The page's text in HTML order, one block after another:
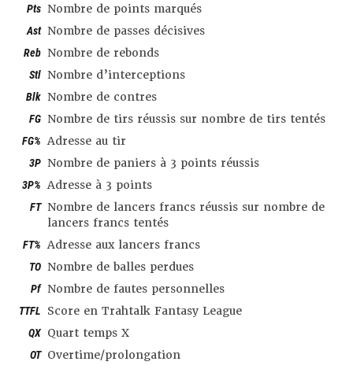
Pts Nombre de points marqués
Ast Nombre de passes décisives
Reb Nombre de rebonds
Stl Nombre d’interceptions
Blk Nombre de contres
FG Nombre de tirs réussis sur nombre de tirs tentés
FG% Adresse au tir
3P Nombre de paniers à 3 points réussis
3P% Adresse à 3 points
FT Nombre de lancers francs réussis sur nombre de
lancers francs tentés
FT% Adresse aux lancers francs
TO Nombre de balles perdues
Pf Nombre de fautes personnelles
TTFL Score en Trahtalk Fantasy League
QX Quart temps X
OT Overtime/prolongation